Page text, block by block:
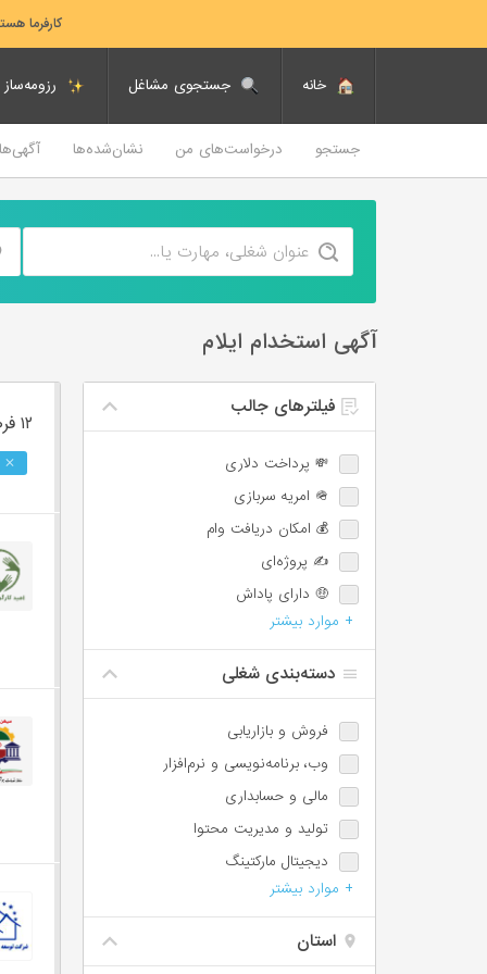
کارفرما
خانه جستجوی مشاغل رزومه‌ساز
جستجو درخواست‌های من نشان‌شده‌ها
آگهی استخدام ایلام
💸 پرداخت دلاری
🪖 امریه سربازی
💰 امکان دریافت وام
✍️ پروژه‌ای
🤑 دارای پاداش
💯 دارای پورسانت
📈 امکان ترفیع شغلی
🕐 پاره‌وقت
♿️ امکان استخدام معلولین
⏱️ ساعت کاری شناور
🩺 بیمه تکمیلی
📊 سهام تشویقی
✈️ سفر کاری
+ موارد بیشتر
فروش و بازاریابی
وب،‌ برنامه‌نویسی و نرم‌افزار
مالی و حسابداری
تولید و مدیریت محتوا
دیجیتال مارکتینگ
مسئول دفتر، اجرائی و اداری
+ موارد بیشتر
۱۲ فرصت ‌شغلی